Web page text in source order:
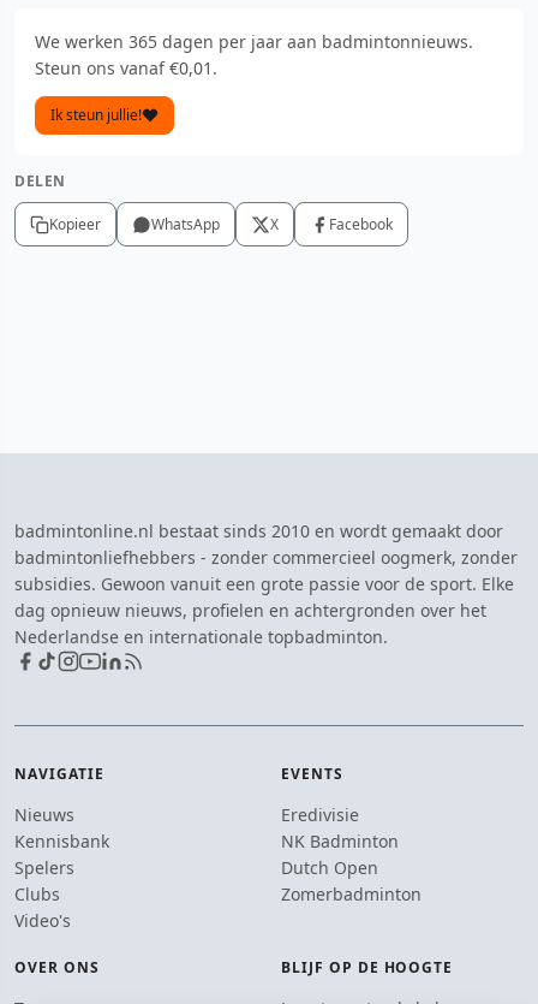
We werken 365 dagen per jaar aan badmintonnieuws.
Steun ons vanaf €0,01.
Ik steun jullie!
DELEN
Kopieer WhatsApp X Facebook
badmintonline.nl bestaat sinds 2010 en wordt gemaakt door
badmintonliefhebbers - zonder commercieel oogmerk, zonder
subsidies. Gewoon vanuit een grote passie voor de sport. Elke
dag opnieuw nieuws, profielen en achtergronden over het
Nederlandse en internationale topbadminton.
NAVIGATIE
Nieuws
Kennisbank
Spelers
Clubs
Video's
EVENTS
Eredivisie
NK Badminton
Dutch Open
Zomerbadminton
OVER ONS BLIJF OP DE HOOGTE